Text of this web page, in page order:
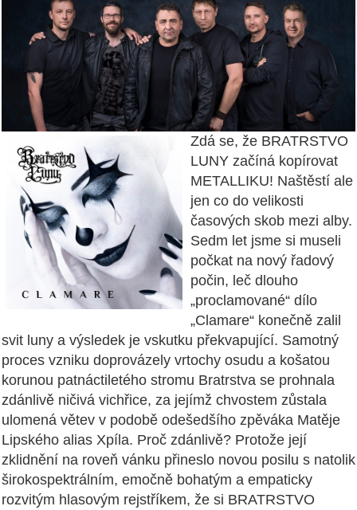
Zdá se, že BRATRSTVO
LUNY začíná kopírovat
METALLIKU! Naštěstí ale
jen co do velikosti
časových skob mezi alby.
Sedm let jsme si museli
počkat na nový řadový
počin, leč dlouho
„proclamované“ dílo
„Clamare“ konečně zalil
svit luny a výsledek je vskutku překvapující. Samotný
proces vzniku doprovázely vrtochy osudu a košatou
korunou patnáctiletého stromu Bratrstva se prohnala
zdánlivě ničivá vichřice, za jejímž chvostem zůstala
ulomená větev v podobě odešedšího zpěváka Matěje
Lipského alias Xpíla. Proč zdánlivě? Protože její
zklidnění na roveň vánku přineslo novou posilu s natolik
širokospektrálním, emočně bohatým a empaticky
rozvitým hlasovým rejstříkem, že si BRATRSTVO